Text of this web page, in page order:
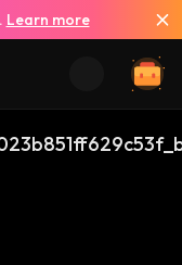
Learn more